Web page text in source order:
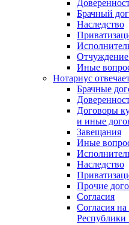
Брачный
Наследство
Иные
Нотариус
Брачные
Договоры
и иные
Завещания
Иные
Наследство
Прочие
Согласия
Согласия
Республики